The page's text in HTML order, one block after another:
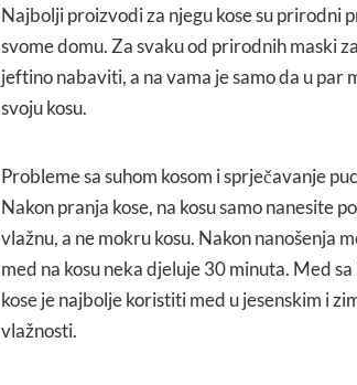
Najbolji proizvodi za njegu kose su prirodni
svome domu. Za svaku od prirodnih maski
jeftino nabaviti, a na vama je samo da u
svoju kosu.
Probleme sa suhom kosom i sprječavanje
Nakon pranja kose, na kosu samo nanesite
vlažnu, a ne mokru kosu. Nakon nanošenja
med na kosu neka djeluje 30 minuta. Med
kose je najbolje koristiti med u jesenskim i
vlažnosti.